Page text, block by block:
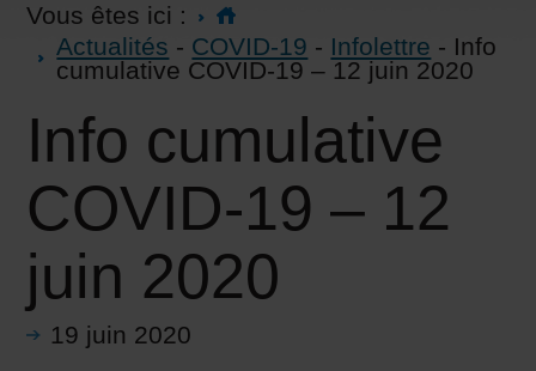
Vous êtes ici :
Actualités - COVID-19 - Infolettre - Info
cumulative COVID-19 – 12 juin 2020
Info cumulative
COVID-19 – 12
juin 2020
19 juin 2020